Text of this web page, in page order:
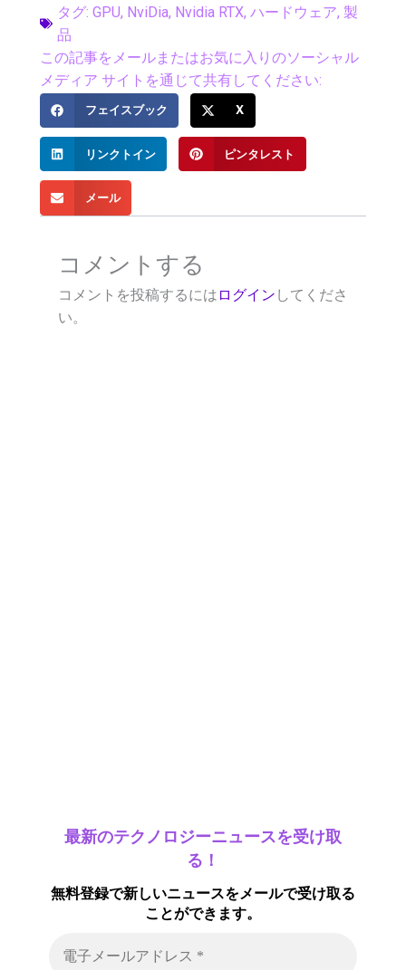
タグ: GPU, NviDia, Nvidia RTX, ハードウェア, 製
品
この記事をメールまたはお気に入りのソーシャル
メディア サイトを通じて共有してください:
フェイスブック X
リンクトイン ピンタレスト
メール
コメントする
コメントを投稿するには ログイン してくださ
い。
最新のテクノロジーニュースを受け取
る！
無料登録で新しいニュースをメールで受け取る
ことができます。